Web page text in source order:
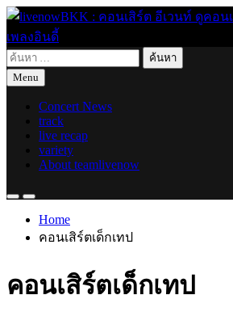
Skip
content
livenowBKK : คอนเสิร์ต อีเวนท์ ดูคอนเสิ
อินดี้
live for today
ค้นหา
สำหรับ:
Menu
Concert News
track
live recap
variety
About teamlivenow
Home
คอนเสิร์ตเด็กเทป
คอนเสิร์ตเด็กเทป